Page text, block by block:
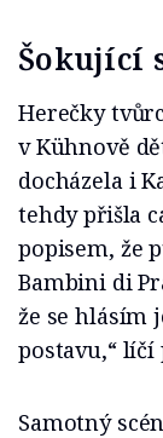
Šokující
Herečky
v Kühnově
docházela i
tehdy přišla
popisem, že
Bambini di
že se hlásím
postavu,“
Samotný